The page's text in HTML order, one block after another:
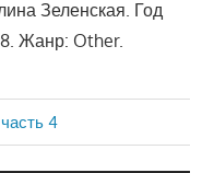
Зеленская. Год
Жанр: Other.
4